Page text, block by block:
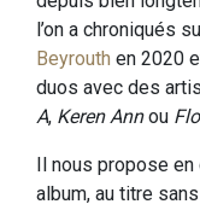
l’on a chroniqués
Beyrouth en 2020
duos avec des
A, Keren Annou
Il nous propose en
album, au titre